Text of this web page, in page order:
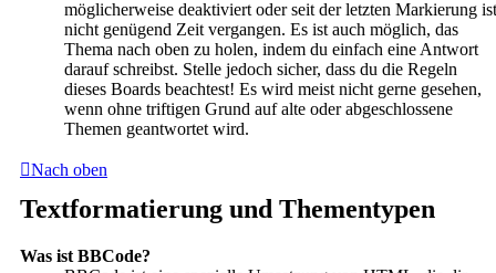
möglicherweise deaktiviert oder seit der letzten Markierung ist
nicht genügend Zeit vergangen. Es ist auch möglich, das
Thema nach oben zu holen, indem du einfach eine Antwort
darauf schreibst. Stelle jedoch sicher, dass du die Regeln
dieses Boards beachtest! Es wird meist nicht gerne gesehen,
wenn ohne triftigen Grund auf alte oder abgeschlossene
Themen geantwortet wird.
Nach oben
Textformatierung und Thementypen
Was ist BBCode?